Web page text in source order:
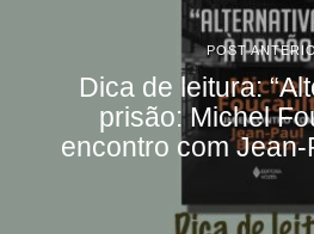
POST
Dica de leitura:
prisão: Michel
encontro com